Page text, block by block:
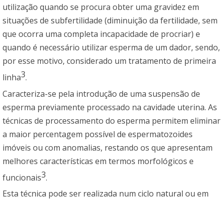
utilização quando se procura obter uma gravidez em
situações de subfertilidade (diminuição da fertilidade, sem
que ocorra uma completa incapacidade de procriar) e
quando é necessário utilizar esperma de um dador, sendo,
por esse motivo, considerado um tratamento de primeira
linha3.
Caracteriza-se pela introdução de uma suspensão de
esperma previamente processado na cavidade uterina. As
técnicas de processamento do esperma permitem eliminar
a maior percentagem possível de espermatozoides
imóveis ou com anomalias, restando os que apresentam
melhores características em termos morfológicos e
funcionais3.
Esta técnica pode ser realizada num ciclo natural ou em